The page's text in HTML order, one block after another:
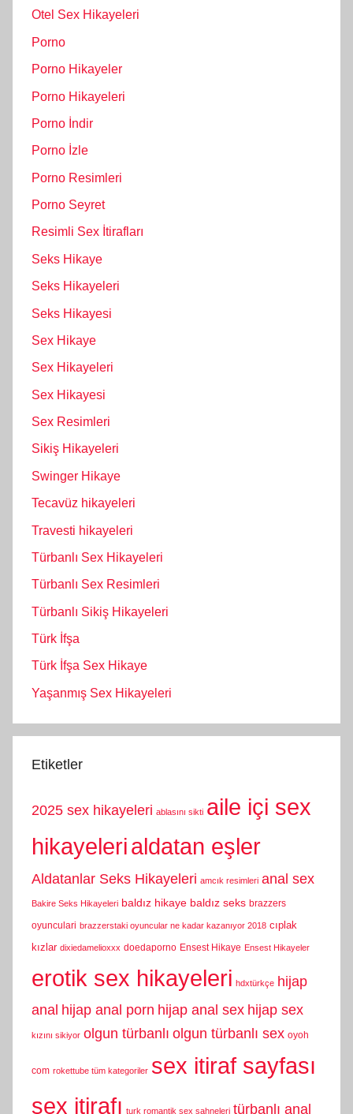
Otel Sex Hikayeleri
Porno
Porno Hikayeler
Porno Hikayeleri
Porno İndir
Porno İzle
Porno Resimleri
Porno Seyret
Resimli Sex İtirafları
Seks Hikaye
Seks Hikayeleri
Seks Hikayesi
Sex Hikaye
Sex Hikayeleri
Sex Hikayesi
Sex Resimleri
Sikiş Hikayeleri
Swinger Hikaye
Tecavüz hikayeleri
Travesti hikayeleri
Türbanlı Sex Hikayeleri
Türbanlı Sex Resimleri
Türbanlı Sikiş Hikayeleri
Türk İfşa
Türk İfşa Sex Hikaye
Yaşanmış Sex Hikayeleri
Etiketler
2025 sex hikayeleri ablasını sikti aile içi sex
hikayelerialdatan eşler
Aldatanlar Seks Hikayeleri amcık resimleri anal sex
Bakire Seks Hikayeleri baldız hikaye baldız seks brazzers
oyunculari brazzerstaki oyuncular ne kadar kazanıyor 2018 cıplak
kızlar dixiedamelioxxx doedaporno Ensest Hikaye Ensest Hikayeler
erotik sex hikayeleri hdxtürkçe hijap
anal hijap anal porn hijap anal sex hijap sex
kızını sikiyor olgun türbanlı olgun türbanlı sex oyoh
com rokettube tüm kategoriler sex itiraf sayfası
sex itirafı turk romantik sex sahneleri türbanlı anal